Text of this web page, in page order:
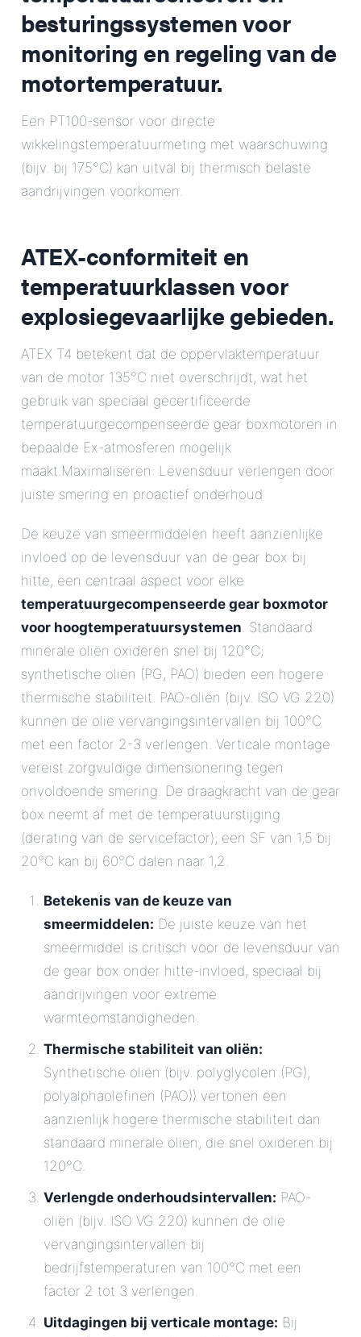
besturingssystemen voor
monitoring en regeling van de
motortemperatuur.
Een PT100-sensor voor directe
wikkelingstemperatuurmeting met waarschuwing
(bijv. bij 175°C) kan uitval bij thermisch belaste
aandrijvingen voorkomen.
ATEX-conformiteit en
temperatuurklassen voor
explosiegevaarlijke gebieden.
ATEX T4 betekent dat de oppervlaktemperatuur
van de motor 135°C niet overschrijdt, wat het
gebruik van speciaal gecertificeerde
temperatuurgecompenseerde gear boxmotoren in
bepaalde Ex-atmosferen mogelijk
maakt.Maximaliseren: Levensduur verlengen door
juiste smering en proactief onderhoud
De keuze van smeermiddelen heeft aanzienlijke
invloed op de levensduur van de gear box bij
hitte, een centraal aspect voor elke
temperatuurgecompenseerde gear boxmotor
voor hoogtemperatuursystemen. Standaard
minerale oliën oxideren snel bij 120°C;
synthetische oliën (PG, PAO) bieden een hogere
thermische stabiliteit. PAO-oliën (bijv. ISO VG 220)
kunnen de olie vervangingsintervallen bij 100°C
met een factor 2-3 verlengen. Verticale montage
vereist zorgvuldige dimensionering tegen
onvoldoende smering. De draagkracht van de gear
box neemt af met de temperatuurstijging
(derating van de servicefactor); een SF van 1,5 bij
20°C kan bij 60°C dalen naar 1,2.
Betekenis van de keuze van
smeermiddelen: De juiste keuze van het
smeermiddel is critisch voor de levensduur van
de gear box onder hitte-invloed, speciaal bij
aandrijvingen voor extreme
warmteomstandigheden.
Thermische stabiliteit van oliën:
Synthetische oliën (bijv. polyglycolen (PG),
polyalphaolefinen (PAO)) vertonen een
aanzienlijk hogere thermische stabiliteit dan
standaard minerale oliën, die snel oxideren bij
120°C.
Verlengde onderhoudsintervallen: PAO-
oliën (bijv. ISO VG 220) kunnen de olie
vervangingsintervallen bij
bedrijfstemperaturen van 100°C met een
factor 2 tot 3 verlengen.
Uitdagingen bij verticale montage: Bij